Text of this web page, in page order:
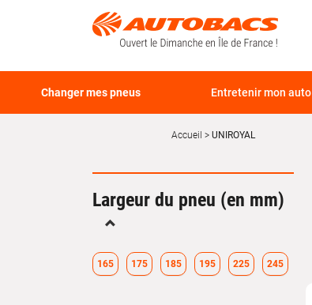
Changer mes pneus Entretenir mon auto
Accueil UNIROYAL
Largeur du pneu (en mm)
Replier
165 175 185 195 225 245